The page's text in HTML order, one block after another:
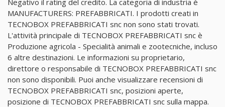
MANUFACTURERS: PREFABBRICATI. I prodotti creati in
TECNOBOX PREFABBRICATI snc non sono stati trovati.
L'attività principale di TECNOBOX PREFABBRICATI snc è
Produzione agricola - Specialità animali e zootecniche, incluso
6 altre destinazioni. Le informazioni su proprietario,
direttore o responsabile di TECNOBOX PREFABBRICATI snc
non sono disponibili. Puoi anche visualizzare recensioni di
TECNOBOX PREFABBRICATI snc, posizioni aperte,
posizione di TECNOBOX PREFABBRICATI snc sulla mappa.